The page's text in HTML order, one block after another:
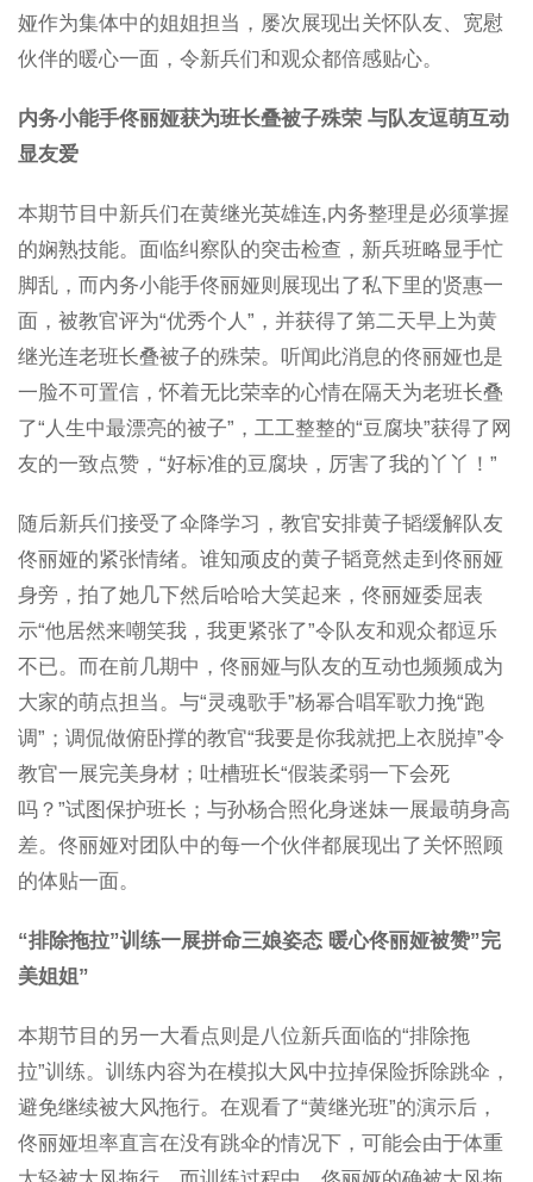
娅作为集体中的姐姐担当，屡次展现出关怀队友、宽慰
伙伴的暖心一面，令新兵们和观众都倍感贴心。
内务小能手佟丽娅获为班长叠被子殊荣 与队友逗萌互动
显友爱
本期节目中新兵们在黄继光英雄连,内务整理是必须掌握
的娴熟技能。面临纠察队的突击检查，新兵班略显手忙
脚乱，而内务小能手佟丽娅则展现出了私下里的贤惠一
面，被教官评为“优秀个人”，并获得了第二天早上为黄
继光连老班长叠被子的殊荣。听闻此消息的佟丽娅也是
一脸不可置信，怀着无比荣幸的心情在隔天为老班长叠
了“人生中最漂亮的被子”，工工整整的“豆腐块”获得了网
友的一致点赞，“好标准的豆腐块，厉害了我的丫丫！”
随后新兵们接受了伞降学习，教官安排黄子韬缓解队友
佟丽娅的紧张情绪。谁知顽皮的黄子韬竟然走到佟丽娅
身旁，拍了她几下然后哈哈大笑起来，佟丽娅委屈表
示“他居然来嘲笑我，我更紧张了”令队友和观众都逗乐
不已。而在前几期中，佟丽娅与队友的互动也频频成为
大家的萌点担当。与“灵魂歌手”杨幂合唱军歌力挽“跑
调”；调侃做俯卧撑的教官“我要是你我就把上衣脱掉”令
教官一展完美身材；吐槽班长“假装柔弱一下会死
吗？”试图保护班长；与孙杨合照化身迷妹一展最萌身高
差。佟丽娅对团队中的每一个伙伴都展现出了关怀照顾
的体贴一面。
“排除拖拉”训练一展拼命三娘姿态 暖心佟丽娅被赞”完
美姐姐”
本期节目的另一大看点则是八位新兵面临的“排除拖
拉”训练。训练内容为在模拟大风中拉掉保险拆除跳伞，
避免继续被大风拖行。在观看了“黄继光班”的演示后，
佟丽娅坦率直言在没有跳伞的情况下，可能会由于体重